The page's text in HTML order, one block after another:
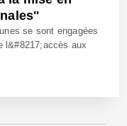
se sont engagées
l&#8217;accès aux